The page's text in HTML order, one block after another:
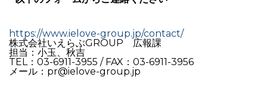
https://www.ielove-group.jp/contact/
株式会社いえらぶGROUP 広報課
担当：小玉、秋吉
TEL：03-6911-3955 / FAX：03-6911-3956
メール：pr@ielove-group.jp